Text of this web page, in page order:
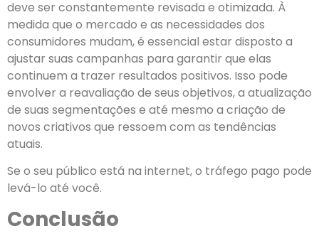
deve ser constantemente revisada e otimizada. À
medida que o mercado e as necessidades dos
consumidores mudam, é essencial estar disposto a
ajustar suas campanhas para garantir que elas
continuem a trazer resultados positivos. Isso pode
envolver a reavaliação de seus objetivos, a atualização
de suas segmentações e até mesmo a criação de
novos criativos que ressoem com as tendências
atuais.
Se o seu público está na internet, o tráfego pago pode
levá-lo até você.
Conclusão